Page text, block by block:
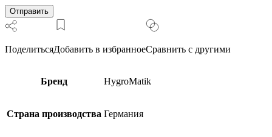
заказу
Контакт
Плюс.)
ПоделитьсяДобавить в избранноеСравнить с другими
Бренд HygroMatik
Страна производства Германия